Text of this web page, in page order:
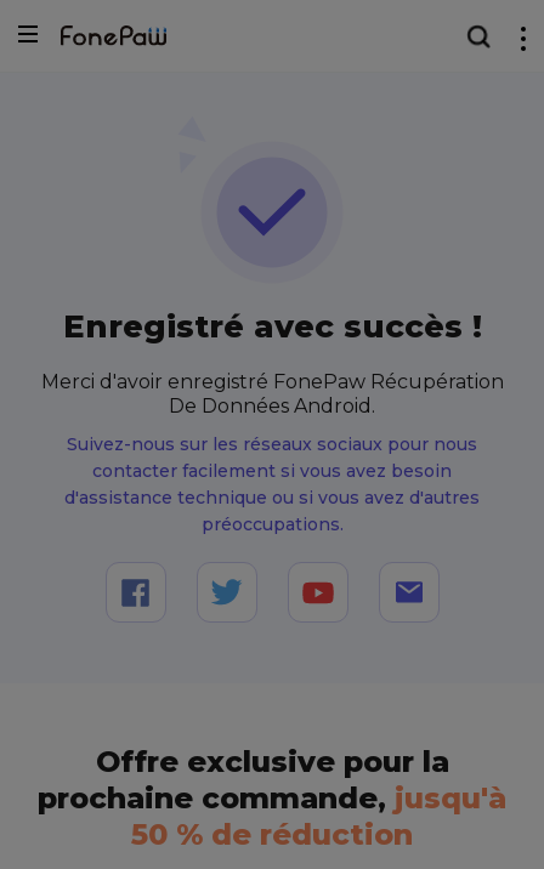
Enregistré avec succès !
Merci d'avoir enregistré FonePaw Récupération
De Données Android.
Suivez-nous sur les réseaux sociaux pour nous
contacter facilement si vous avez besoin
d'assistance technique ou si vous avez d'autres
préoccupations.
Offre exclusive pour la
prochaine commande, jusqu'à
50 % de réduction